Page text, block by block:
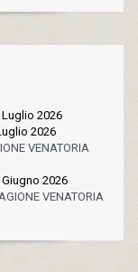
Luglio 2026
2026
VENATORIA
Giugno 2026
VENATORIA